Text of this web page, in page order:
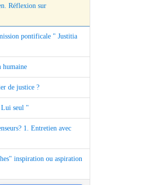
Réflexion sur
pontificale " Justitia
humaine
de justice ?
Lui seul "
1. Entretien avec
inspiration ou aspiration